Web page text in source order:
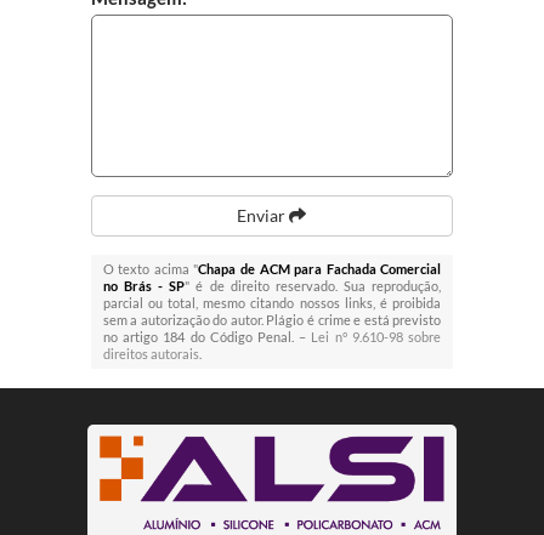
Enviar
O texto acima "Chapa de ACM para Fachada Comercial
no Brás - SP" é de direito reservado. Sua reprodução,
parcial ou total, mesmo citando nossos links, é proibida
sem a autorização do autor. Plágio é crime e está previsto
no artigo 184 do Código Penal. – Lei n° 9.610-98 sobre
direitos autorais.